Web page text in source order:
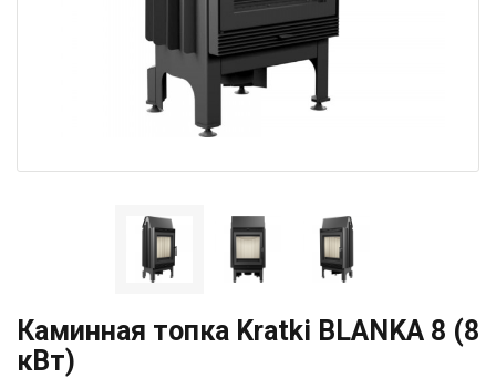
Каминная топка Kratki BLANKA 8 (8
кВт)